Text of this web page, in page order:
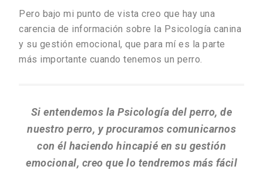
Pero bajo mi punto de vista creo que hay una
carencia de información sobre la Psicología canina
y su gestión emocional, que para mí es la parte
más importante cuando tenemos un perro.
Si entendemos la Psicología del perro, de
nuestro perro, y procuramos comunicarnos
con él haciendo hincapié en su gestión
emocional, creo que lo tendremos más fácil